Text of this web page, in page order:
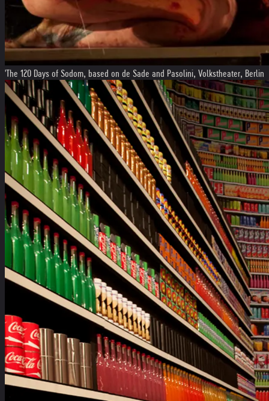
'The 120 Days of Sodom, based on de Sade and Pasolini, Volkstheater, Berlin